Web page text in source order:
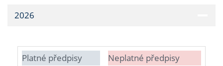
2026
Platné předpisy Neplatné předpisy